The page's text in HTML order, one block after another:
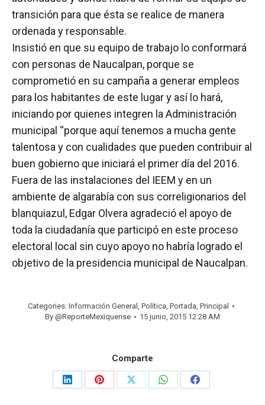
transición para que ésta se realice de manera
ordenada y responsable.
Insistió en que su equipo de trabajo lo conformará
con personas de Naucalpan, porque se
comprometió en su campaña a generar empleos
para los habitantes de este lugar y así lo hará,
iniciando por quienes integren la Administración
municipal “porque aquí tenemos a mucha gente
talentosa y con cualidades que pueden contribuir al
buen gobierno que iniciará el primer día del 2016.
Fuera de las instalaciones del IEEM y en un
ambiente de algarabía con sus correligionarios del
blanquiazul, Edgar Olvera agradeció el apoyo de
toda la ciudadanía que participó en este proceso
electoral local sin cuyo apoyo no habría logrado el
objetivo de la presidencia municipal de Naucalpan.
Categories: Información General , Política, Portada, Principal
By @ReporteMexiquense 15 junio, 2015 12:28 AM
Comparte
Share
Share
Share
Share
Share